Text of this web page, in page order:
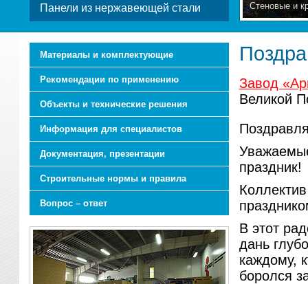
Панели из нержавеющей стали Стеновые и
Материалы и комплектующие
Рекомендации по применению
Объекты и технические решения
Информация для специалистов
Документация, презентации
Строительные нормы и правила
Вопрос – ответ
Завод
Великой
праздник!
В этот
дань
каждому,
боролся